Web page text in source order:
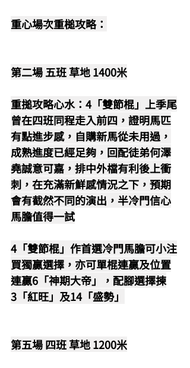
重心場次重槌攻略：
第二場 五班 草地 1400米
重搥攻略心水：4「雙節棍」上季尾
曾在四班同程走入前四，證明馬匹
有點進步感，自購新馬從未用過，
成熟進度已經足夠，回配徒弟何澤
堯誠意可嘉，排中外檔有利後上衝
刺，在充滿新鮮感情況之下，預期
會有截然不同的演出，半冷門信心
馬膽值得一試
4「雙節棍」作首選冷門馬膽可小注
買獨贏選擇，亦可單棍連贏及位置
連贏6「神期大帝」，配腳選擇揀
3「紅旺」及14「盛勢」
第五場 四班 草地 1200米